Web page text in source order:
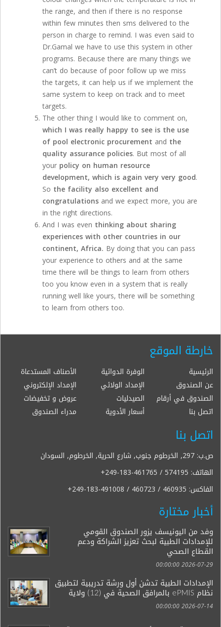
the range, and then if there is no response
within few minutes then sms delivered to the
person in charge to remind. I was even said to
Dr.Gamal we have to use this system in other
programs. Because there are many things we
can’t do because of poor follow up we miss
the targets, it can help us if we implement the
same system to keep on track and to meet
targets.
The other thing I would like to comment on,
which I was really happy to see is the use
of pool electronic procurement and the
quality assurance policies. But most of all
your policy on human resource
development, which is again very very good.
So the facility also excellent and
congratulations and we expect more, you are
in the right directions.
And I was even thinking about sharing
experiences with other countries in our
continent, Africa. By doing that you can pass
your experience to others and at the same
time there will be things to learn from others
too you know even in a system that is really
running well like yours, there will be something
to learn from others too.
خارطة الموقع
الرئيسية الوفرة الدوائية
الأصناف المستدعاة
عن الصندوق
الإمداد الولائي
الإمداد الإلكتروني
الصندوق في أرقام
الصيدليات
عروض و تخفيضات
اتصل بنا
أسعار الأدوية مدراء الصندوق
اتصل بنا
ص.ب: 297, الخرطوم جنوب, شارع الحرية, الخرطوم, السودان
الهاتف: +249-183-461765 / 574195
الفاكس: +249-183-491008 / 460723 / 460935
أخبار مختارة
وفد من اليونيسف يزور الصندوق القومي
للإمدادات الطبية لبحث تعزيز الشراكة ودعم
القطاع الصحي
2026-07-29 00:00:00
الإمدادات الطبية تدشن أول ورشة تدريبية لتطبيق
نظام ePMIS بالمرافق الصحية في (12) ولاية
2026-07-14 00:00:00